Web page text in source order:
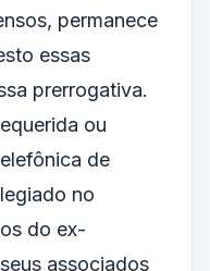
permanece
essas
prerrogativa.
ou
de
no
do ex-
associados